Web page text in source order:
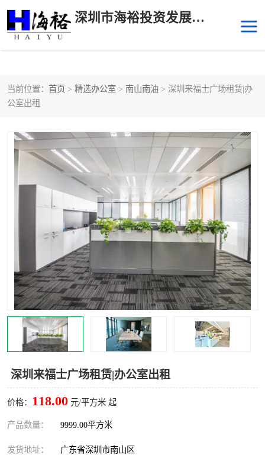
深圳市海裕投资发展有限公司
当前位置： 首页 > 精选办公室 > 南山南油 > 深圳来福士广场租赁|办
公室出租
深圳来福士广场租赁|办公室出租
价格： 118.00 元/平方米 起
产品数量： 9999.00平方米
发货地址： 广东省深圳市南山区
后海
科技园中区 南山华侨城
前海 深圳湾科技生态园
福田中心区写字楼租赁 宝安中心区
福田车公庙
龙华 罗湖区
宝安区 西乡
兴东 石岩
车公庙
中心区